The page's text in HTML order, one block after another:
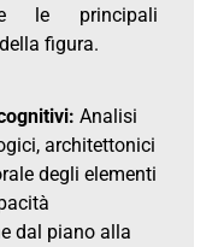
le principali
figura.
Analisi
architettonici
degli elementi
dal piano alla